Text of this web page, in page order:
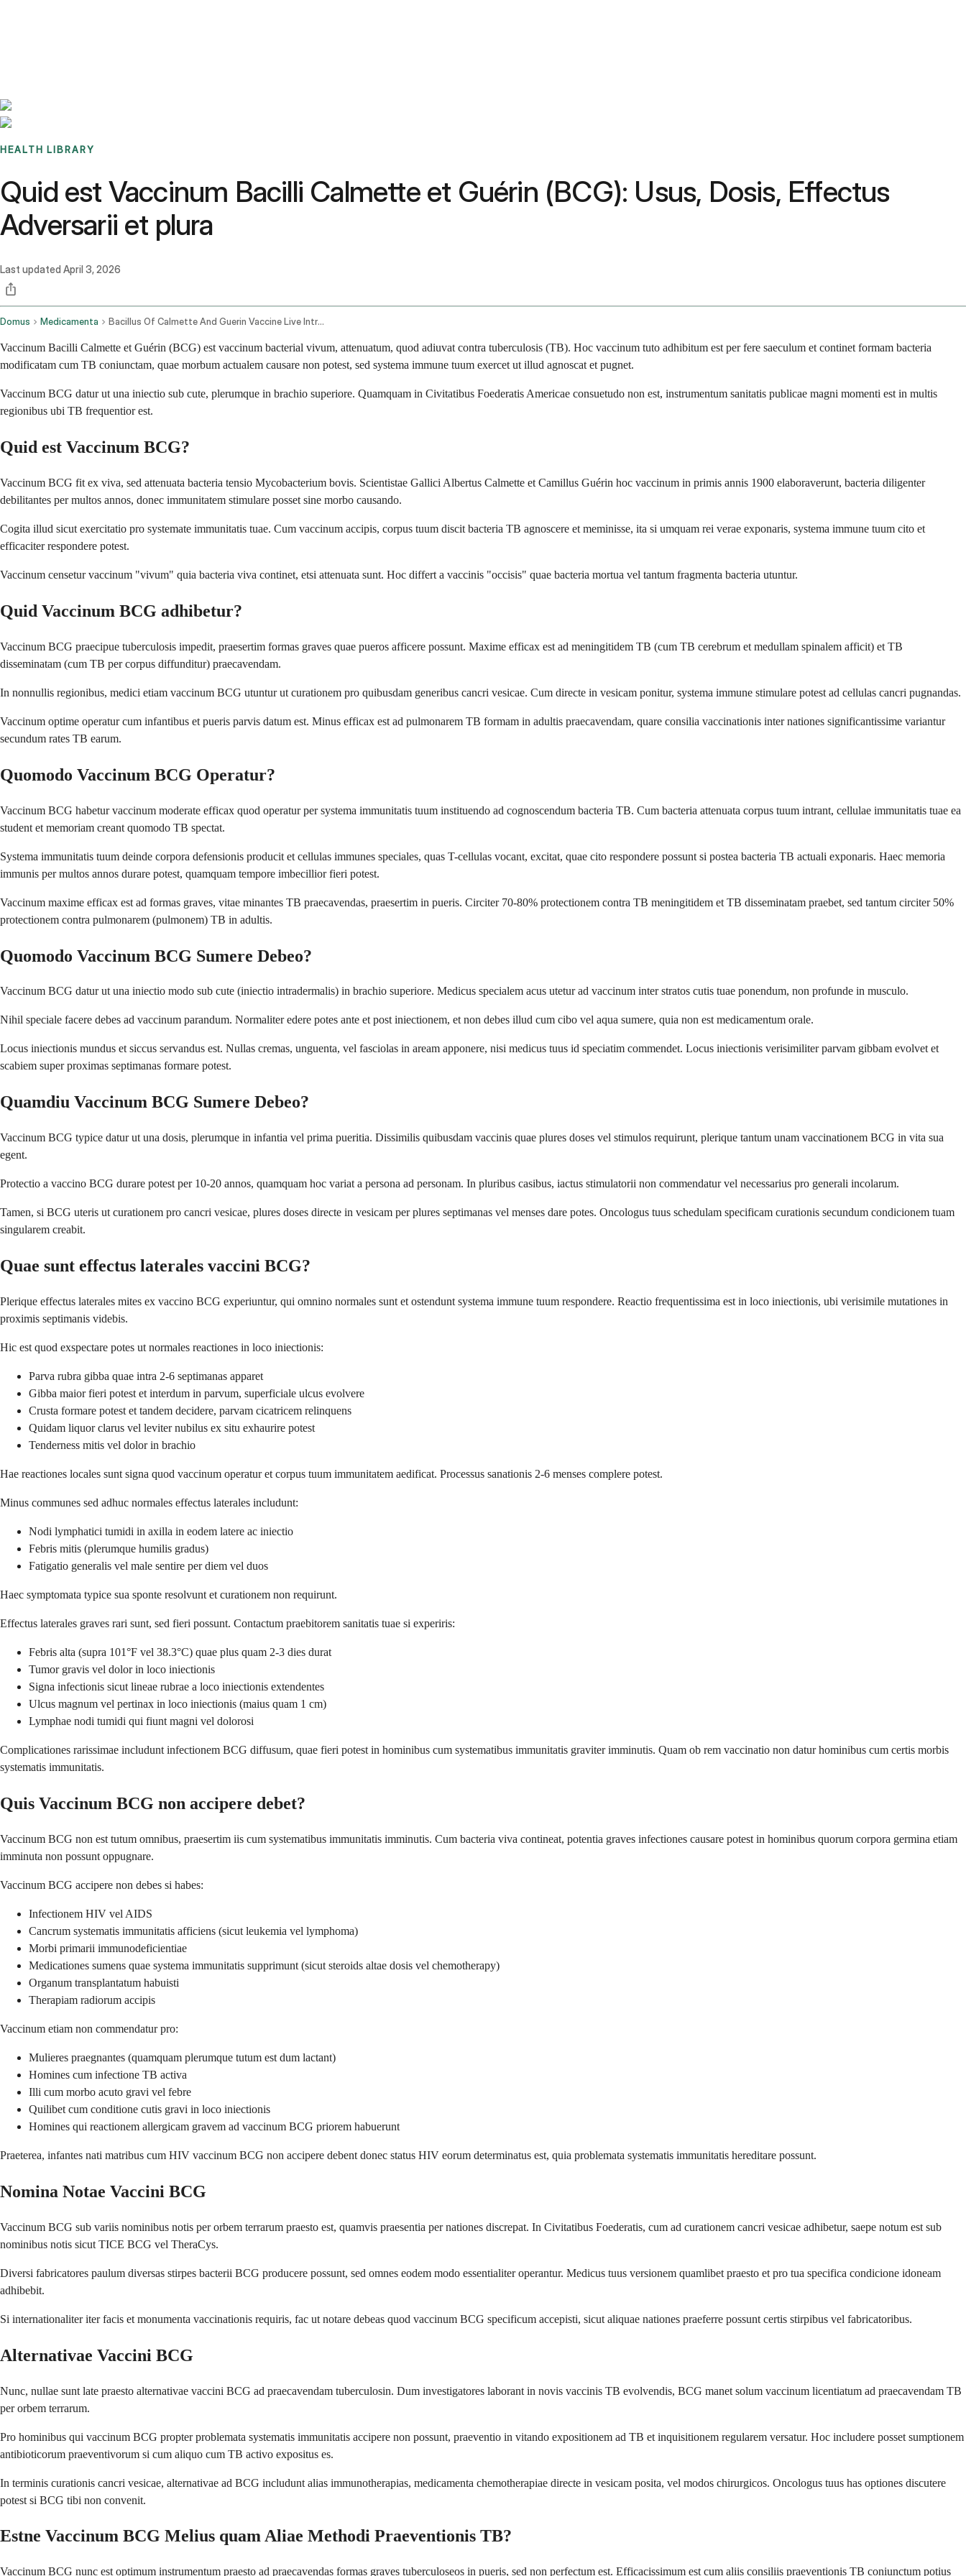
HEALTH LIBRARY
Quid est Vaccinum Bacilli Calmette et Guérin (BCG): Usus, Dosis, Effectus
Adversarii et plura
Last updated April 3, 2026
Domus Medicamenta Bacillus Of Calmette And Guerin Vaccine Live Intradermal Route
Vaccinum Bacilli Calmette et Guérin (BCG) est vaccinum bacterial vivum, attenuatum, quod adiuvat contra tuberculosis (TB). Hoc vaccinum tuto adhibitum est per fere saeculum et continet formam bacteria
modificatam cum TB coniunctam, quae morbum actualem causare non potest, sed systema immune tuum exercet ut illud agnoscat et pugnet.
Vaccinum BCG datur ut una iniectio sub cute, plerumque in brachio superiore. Quamquam in Civitatibus Foederatis Americae consuetudo non est, instrumentum sanitatis publicae magni momenti est in multis
regionibus ubi TB frequentior est.
Quid est Vaccinum BCG?
Vaccinum BCG fit ex viva, sed attenuata bacteria tensio Mycobacterium bovis. Scientistae Gallici Albertus Calmette et Camillus Guérin hoc vaccinum in primis annis 1900 elaboraverunt, bacteria diligenter
debilitantes per multos annos, donec immunitatem stimulare posset sine morbo causando.
Cogita illud sicut exercitatio pro systemate immunitatis tuae. Cum vaccinum accipis, corpus tuum discit bacteria TB agnoscere et meminisse, ita si umquam rei verae exponaris, systema immune tuum cito et
efficaciter respondere potest.
Vaccinum censetur vaccinum "vivum" quia bacteria viva continet, etsi attenuata sunt. Hoc differt a vaccinis "occisis" quae bacteria mortua vel tantum fragmenta bacteria utuntur.
Quid Vaccinum BCG adhibetur?
Vaccinum BCG praecipue tuberculosis impedit, praesertim formas graves quae pueros afficere possunt. Maxime efficax est ad meningitidem TB (cum TB cerebrum et medullam spinalem afficit) et TB
disseminatam (cum TB per corpus diffunditur) praecavendam.
In nonnullis regionibus, medici etiam vaccinum BCG utuntur ut curationem pro quibusdam generibus cancri vesicae. Cum directe in vesicam ponitur, systema immune stimulare potest ad cellulas cancri pugnandas.
Vaccinum optime operatur cum infantibus et pueris parvis datum est. Minus efficax est ad pulmonarem TB formam in adultis praecavendam, quare consilia vaccinationis inter nationes significantissime variantur
secundum rates TB earum.
Quomodo Vaccinum BCG Operatur?
Vaccinum BCG habetur vaccinum moderate efficax quod operatur per systema immunitatis tuum instituendo ad cognoscendum bacteria TB. Cum bacteria attenuata corpus tuum intrant, cellulae immunitatis tuae ea
student et memoriam creant quomodo TB spectat.
Systema immunitatis tuum deinde corpora defensionis producit et cellulas immunes speciales, quas T-cellulas vocant, excitat, quae cito respondere possunt si postea bacteria TB actuali exponaris. Haec memoria
immunis per multos annos durare potest, quamquam tempore imbecillior fieri potest.
Vaccinum maxime efficax est ad formas graves, vitae minantes TB praecavendas, praesertim in pueris. Circiter 70-80% protectionem contra TB meningitidem et TB disseminatam praebet, sed tantum circiter 50%
protectionem contra pulmonarem (pulmonem) TB in adultis.
Quomodo Vaccinum BCG Sumere Debeo?
Vaccinum BCG datur ut una iniectio modo sub cute (iniectio intradermalis) in brachio superiore. Medicus specialem acus utetur ad vaccinum inter stratos cutis tuae ponendum, non profunde in musculo.
Nihil speciale facere debes ad vaccinum parandum. Normaliter edere potes ante et post iniectionem, et non debes illud cum cibo vel aqua sumere, quia non est medicamentum orale.
Locus iniectionis mundus et siccus servandus est. Nullas cremas, unguenta, vel fasciolas in aream apponere, nisi medicus tuus id speciatim commendet. Locus iniectionis verisimiliter parvam gibbam evolvet et
scabiem super proximas septimanas formare potest.
Quamdiu Vaccinum BCG Sumere Debeo?
Vaccinum BCG typice datur ut una dosis, plerumque in infantia vel prima pueritia. Dissimilis quibusdam vaccinis quae plures doses vel stimulos requirunt, plerique tantum unam vaccinationem BCG in vita sua
egent.
Protectio a vaccino BCG durare potest per 10-20 annos, quamquam hoc variat a persona ad personam. In pluribus casibus, iactus stimulatorii non commendatur vel necessarius pro generali incolarum.
Tamen, si BCG uteris ut curationem pro cancri vesicae, plures doses directe in vesicam per plures septimanas vel menses dare potes. Oncologus tuus schedulam specificam curationis secundum condicionem tuam
singularem creabit.
Quae sunt effectus laterales vaccini BCG?
Plerique effectus laterales mites ex vaccino BCG experiuntur, qui omnino normales sunt et ostendunt systema immune tuum respondere. Reactio frequentissima est in loco iniectionis, ubi verisimile mutationes in
proximis septimanis videbis.
Hic est quod exspectare potes ut normales reactiones in loco iniectionis:
Parva rubra gibba quae intra 2-6 septimanas apparet
Gibba maior fieri potest et interdum in parvum, superficiale ulcus evolvere
Crusta formare potest et tandem decidere, parvam cicatricem relinquens
Quidam liquor clarus vel leviter nubilus ex situ exhaurire potest
Tenderness mitis vel dolor in brachio
Hae reactiones locales sunt signa quod vaccinum operatur et corpus tuum immunitatem aedificat. Processus sanationis 2-6 menses complere potest.
Minus communes sed adhuc normales effectus laterales includunt:
Nodi lymphatici tumidi in axilla in eodem latere ac iniectio
Febris mitis (plerumque humilis gradus)
Fatigatio generalis vel male sentire per diem vel duos
Haec symptomata typice sua sponte resolvunt et curationem non requirunt.
Effectus laterales graves rari sunt, sed fieri possunt. Contactum praebitorem sanitatis tuae si experiris:
Febris alta (supra 101°F vel 38.3°C) quae plus quam 2-3 dies durat
Tumor gravis vel dolor in loco iniectionis
Signa infectionis sicut lineae rubrae a loco iniectionis extendentes
Ulcus magnum vel pertinax in loco iniectionis (maius quam 1 cm)
Lymphae nodi tumidi qui fiunt magni vel dolorosi
Complicationes rarissimae includunt infectionem BCG diffusum, quae fieri potest in hominibus cum systematibus immunitatis graviter imminutis. Quam ob rem vaccinatio non datur hominibus cum certis morbis
systematis immunitatis.
Quis Vaccinum BCG non accipere debet?
Vaccinum BCG non est tutum omnibus, praesertim iis cum systematibus immunitatis imminutis. Cum bacteria viva contineat, potentia graves infectiones causare potest in hominibus quorum corpora germina etiam
imminuta non possunt oppugnare.
Vaccinum BCG accipere non debes si habes:
Infectionem HIV vel AIDS
Cancrum systematis immunitatis afficiens (sicut leukemia vel lymphoma)
Morbi primarii immunodeficientiae
Medicationes sumens quae systema immunitatis supprimunt (sicut steroids altae dosis vel chemotherapy)
Organum transplantatum habuisti
Therapiam radiorum accipis
Vaccinum etiam non commendatur pro:
Mulieres praegnantes (quamquam plerumque tutum est dum lactant)
Homines cum infectione TB activa
Illi cum morbo acuto gravi vel febre
Quilibet cum conditione cutis gravi in loco iniectionis
Homines qui reactionem allergicam gravem ad vaccinum BCG priorem habuerunt
Praeterea, infantes nati matribus cum HIV vaccinum BCG non accipere debent donec status HIV eorum determinatus est, quia problemata systematis immunitatis hereditare possunt.
Nomina Notae Vaccini BCG
Vaccinum BCG sub variis nominibus notis per orbem terrarum praesto est, quamvis praesentia per nationes discrepat. In Civitatibus Foederatis, cum ad curationem cancri vesicae adhibetur, saepe notum est sub
nominibus notis sicut TICE BCG vel TheraCys.
Diversi fabricatores paulum diversas stirpes bacterii BCG producere possunt, sed omnes eodem modo essentialiter operantur. Medicus tuus versionem quamlibet praesto et pro tua specifica condicione idoneam
adhibebit.
Si internationaliter iter facis et monumenta vaccinationis requiris, fac ut notare debeas quod vaccinum BCG specificum accepisti, sicut aliquae nationes praeferre possunt certis stirpibus vel fabricatoribus.
Alternativae Vaccini BCG
Nunc, nullae sunt late praesto alternativae vaccini BCG ad praecavendam tuberculosin. Dum investigatores laborant in novis vaccinis TB evolvendis, BCG manet solum vaccinum licentiatum ad praecavendam TB
per orbem terrarum.
Pro hominibus qui vaccinum BCG propter problemata systematis immunitatis accipere non possunt, praeventio in vitando expositionem ad TB et inquisitionem regularem versatur. Hoc includere posset sumptionem
antibioticorum praeventivorum si cum aliquo cum TB activo expositus es.
In terminis curationis cancri vesicae, alternativae ad BCG includunt alias immunotherapias, medicamenta chemotherapiae directe in vesicam posita, vel modos chirurgicos. Oncologus tuus has optiones discutere
potest si BCG tibi non convenit.
Estne Vaccinum BCG Melius quam Aliae Methodi Praeventionis TB?
Vaccinum BCG nunc est optimum instrumentum praesto ad praecavendas formas graves tuberculoseos in pueris, sed non perfectum est. Efficacissimum est cum aliis consiliis praeventionis TB coniunctum potius